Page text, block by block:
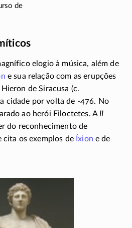
de
elogio à música, além de
e sua relação com as erupções
de Siracusa (c.
cidade por volta de -476. No
ao herói Filoctetes. A II
do reconhecimento de
cita os exemplos de Íxion e de